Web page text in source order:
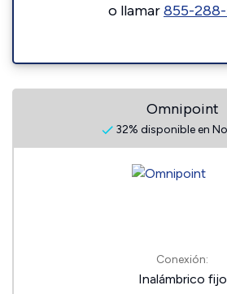
o llamar855-288-
Omnipoint
32% disponible en
Conexión:
Inalámbrico fijo